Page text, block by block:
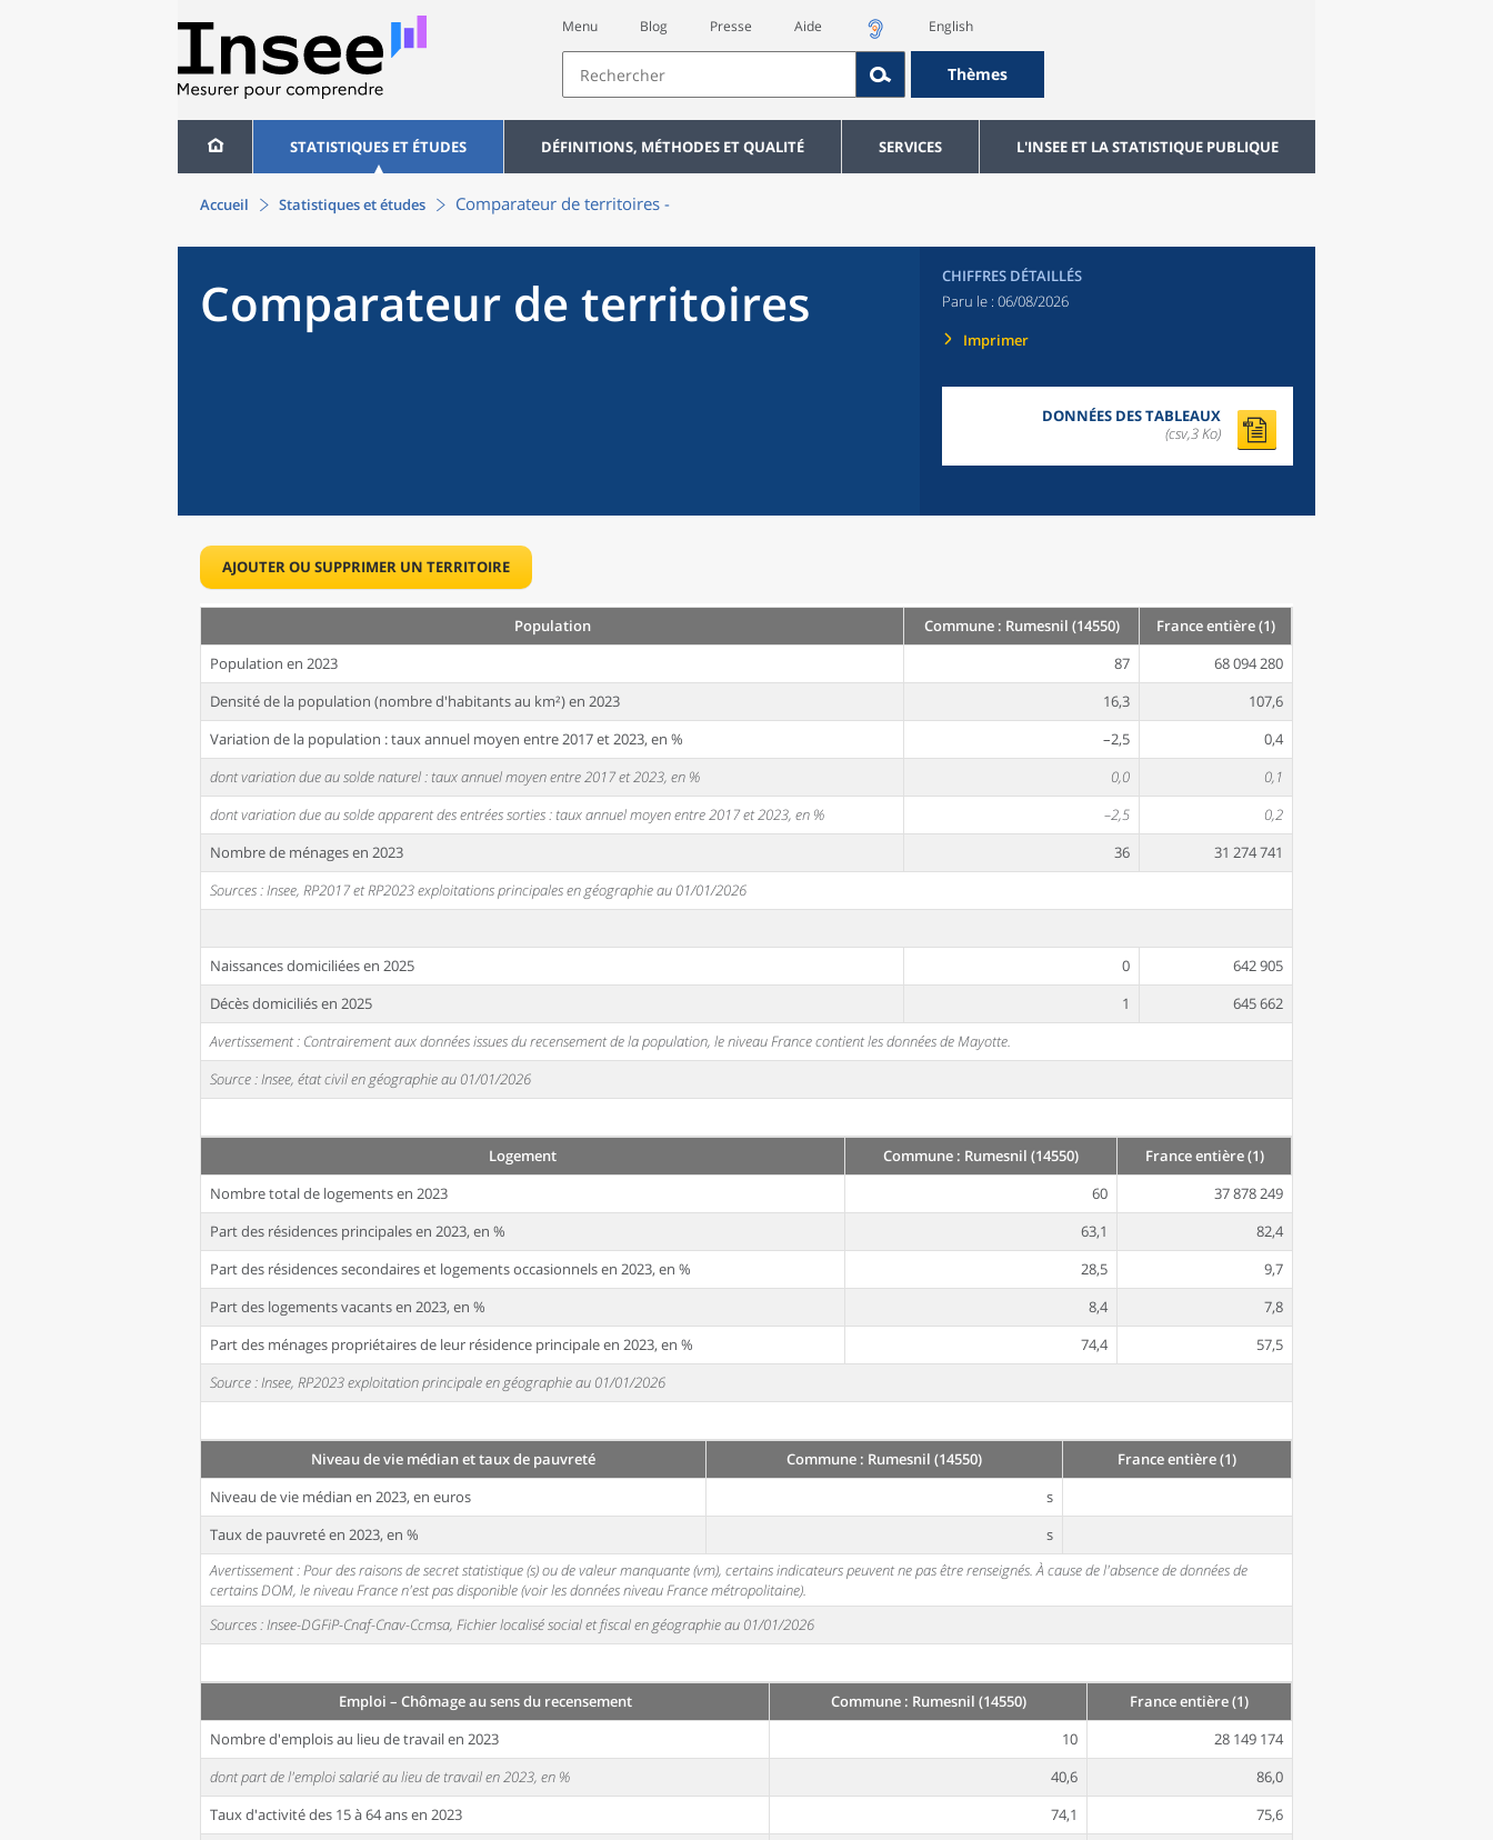
Menu Blog Presse Aide English
Thèmes
STATISTIQUES ET ÉTUDES DÉFINITIONS, MÉTHODES ET QUALITÉ SERVICES L'INSEE ET LA STATISTIQUE PUBLIQUE
Accueil Statistiques et études Comparateur de territoires -
Comparateur de territoires
CHIFFRES DÉTAILLÉS
Paru le : 06/08/2026
Imprimer
DONNÉES DES TABLEAUX
(csv,3 Ko)
AJOUTER OU SUPPRIMER UN TERRITOIRE
Population Commune : Rumesnil (14550)
France entière (1)
Population en 2023
87
68 094 280
Densité de la population (nombre d'habitants au km²) en 2023
16,3
107,6
Variation de la population : taux annuel moyen entre 2017 et 2023, en %
–2,5
0,4
dont variation due au solde naturel : taux annuel moyen entre 2017 et 2023, en %
0,0
0,1
dont variation due au solde apparent des entrées sorties : taux annuel moyen entre 2017 et 2023, en %
–2,5
0,2
Nombre de ménages en 2023
36
31 274 741
Sources : Insee, RP2017 et RP2023 exploitations principales en géographie au 01/01/2026
Naissances domiciliées en 2025 0
642 905
Décès domiciliés en 2025
1
645 662
Avertissement : Contrairement aux données issues du recensement de la population, le niveau France contient les données de Mayotte.
Source : Insee, état civil en géographie au 01/01/2026
Logement Commune : Rumesnil (14550)
France entière (1)
Nombre total de logements en 2023
60
37 878 249
Part des résidences principales en 2023, en %
63,1
82,4
Part des résidences secondaires et logements occasionnels en 2023, en %
28,5
9,7
Part des logements vacants en 2023, en %
8,4
7,8
Part des ménages propriétaires de leur résidence principale en 2023, en %
74,4
57,5
Source : Insee, RP2023 exploitation principale en géographie au 01/01/2026
Niveau de vie médian et taux de pauvreté Commune : Rumesnil (14550)
France entière (1)
Niveau de vie médian en 2023, en euros
s
Taux de pauvreté en 2023, en %
s
Avertissement : Pour des raisons de secret statistique (s) ou de valeur manquante (vm), certains indicateurs peuvent ne pas être renseignés. À cause de l'absence de données de
certains DOM, le niveau France n'est pas disponible (voir les données niveau France métropolitaine).
Sources : Insee-DGFiP-Cnaf-Cnav-Ccmsa, Fichier localisé social et fiscal en géographie au 01/01/2026
Emploi – Chômage au sens du recensement Commune : Rumesnil (14550)
France entière (1)
Nombre d'emplois au lieu de travail en 2023
10
28 149 174
dont part de l'emploi salarié au lieu de travail en 2023, en %
40,6
86,0
Taux d'activité des 15 à 64 ans en 2023
74,1
75,6